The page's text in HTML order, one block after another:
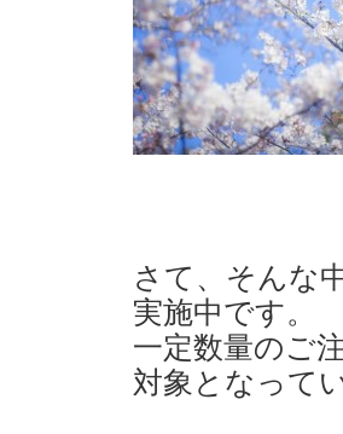
さて、そんな
実施中です。
一定数量のご
対象となって